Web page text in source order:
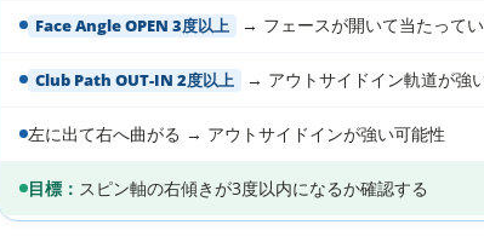
Face Angle OPEN 3度以上 → フェースが開いて当たって
Club Path OUT-IN 2度以上 → アウトサイドイン軌道が強
左に出て右へ曲がる → アウトサイドインが強い可能性
目標： スピン軸の右傾きが3度以内になるか確認する